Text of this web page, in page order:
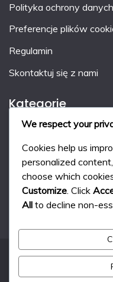
Polityka ochrony danych
Preferencje plików
Regulamin
Skontaktuj się z nami
Kategorie
System punktacji w
Zasady gry w hokeja
All
We respect your
Cookies help us
personalized
choose which
Customize . Click
All to decline non-